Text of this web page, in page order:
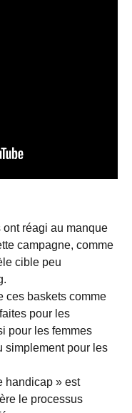
réagi au manque
campagne, comme
cible peu
ces baskets comme
pour les
pour les femmes
simplement pour les
handicap » est
le processus